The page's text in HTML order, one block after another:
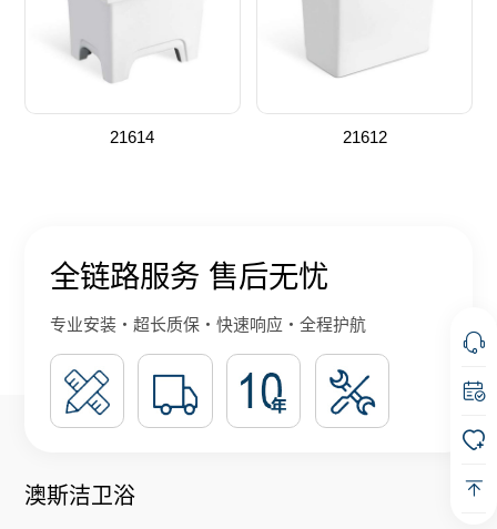
21614 21612
全链路服务 售后无忧
专业安装・超长质保・快速响应・全程护航
澳斯洁卫浴